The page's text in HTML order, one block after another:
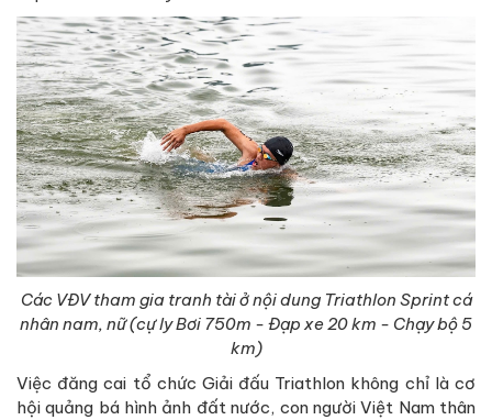
Các VĐV tham gia tranh tài ở nội dung Triathlon Sprint cá
nhân nam, nữ (cự ly Bơi 750m - Đạp xe 20 km - Chạy bộ 5
km)
Việc đăng cai tổ chức Giải đấu Triathlon không chỉ là cơ
hội quảng bá hình ảnh đất nước, con người Việt Nam thân